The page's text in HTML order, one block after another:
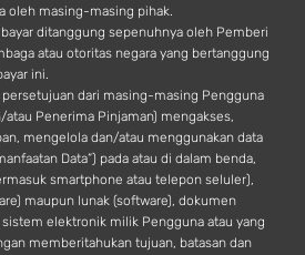
oleh masing-masing pihak.
ditanggung sepenuhnya oleh Pemberi
atau otoritas negara yang bertanggung
ini.
dari masing-masing Pengguna
Penerima Pinjaman) mengakses,
mengelola dan/atau menggunakan data
Data”) pada atau di dalam benda,
smartphone atau telepon seluler),
maupun lunak (software), dokumen
elektronik milik Pengguna atau yang
memberitahukan tujuan, batasan dan